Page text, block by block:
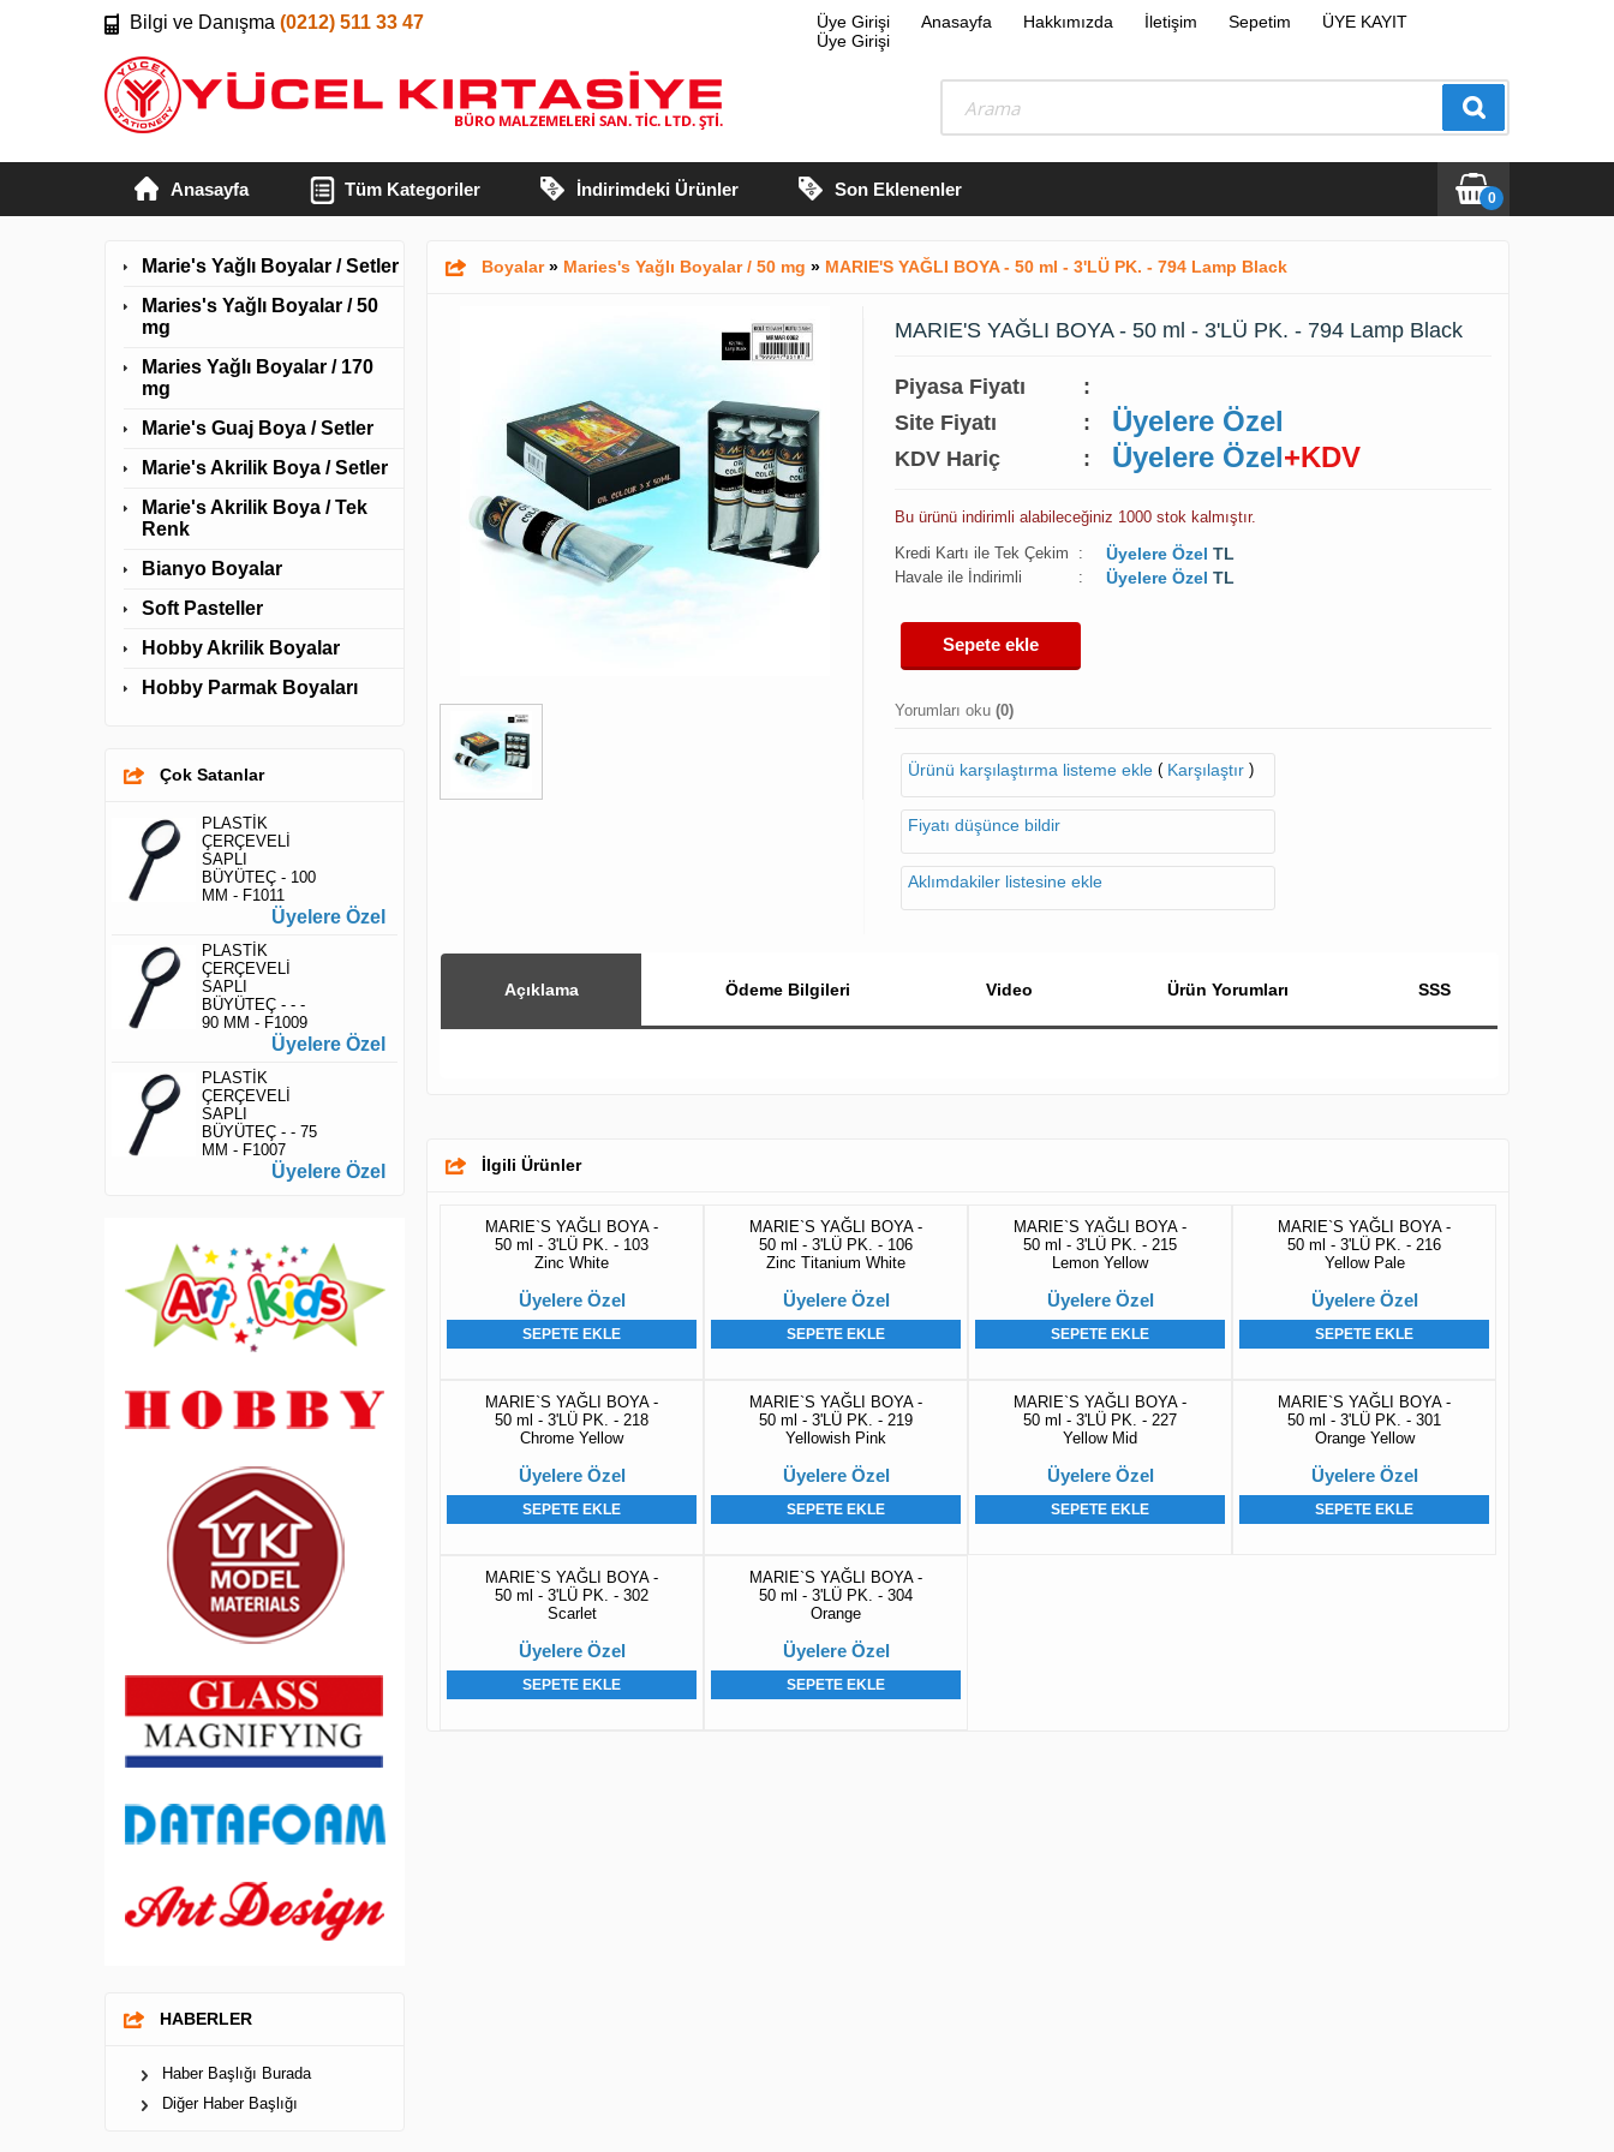
Bilgi ve Danışma (0212) 511 33 47 Üye Girişi Anasayfa Hakkımızda İletişim Sepetim
ÜYE KAYIT
Üye Girişi
Anasayfa Tüm Kategoriler İndirimdeki Ürünler Son Eklenenler 0
Marie's Yağlı Boyalar / Setler
Maries's Yağlı Boyalar / 50
mg
Maries Yağlı Boyalar / 170
mg
Marie's Guaj Boya / Setler
Marie's Akrilik Boya / Setler
Marie's Akrilik Boya / Tek
Renk
Bianyo Boyalar
Soft Pasteller
Hobby Akrilik Boyalar
Hobby Parmak Boyaları
Çok Satanlar
PLASTİK
ÇERÇEVELİ
SAPLI
BÜYÜTEÇ - 100
MM - F1011
Üyelere Özel
PLASTİK
ÇERÇEVELİ
SAPLI
BÜYÜTEÇ - - -
90 MM - F1009
Üyelere Özel
PLASTİK
ÇERÇEVELİ
SAPLI
BÜYÜTEÇ - - 75
MM - F1007
Üyelere Özel
HABERLER
Haber Başlığı Burada
Diğer Haber Başlığı
Boyalar» Maries's Yağlı Boyalar / 50 mg » MARIE'S YAĞLI BOYA - 50 ml - 3'LÜ PK. - 794 Lamp Black
MARIE'S YAĞLI BOYA - 50 ml - 3'LÜ PK. - 794 Lamp Black
Piyasa Fiyatı
:
Site Fiyatı
: Üyelere Özel
KDV Hariç : Üyelere Özel+KDV
Bu ürünü indirimli alabileceğiniz 1000 stok kalmıştır.
Kredi Kartı ile Tek Çekim
: Üyelere Özel TL
Havale ile İndirimli : Üyelere Özel TL
Sepete ekle
Yorumları oku (0)
Ürünü karşılaştırma listeme ekle ( Karşılaştır )
Fiyatı düşünce bildir
Aklımdakiler listesine ekle
Açıklama Ödeme Bilgileri Video Ürün Yorumları SSS
İlgili Ürünler
MARIE`S YAĞLI BOYA -
50 ml - 3'LÜ PK. - 103
Zinc White
Üyelere Özel
SEPETE EKLE
MARIE`S YAĞLI BOYA -
50 ml - 3'LÜ PK. - 106
Zinc Titanium White
Üyelere Özel
SEPETE EKLE
MARIE`S YAĞLI BOYA -
50 ml - 3'LÜ PK. - 215
Lemon Yellow
Üyelere Özel
SEPETE EKLE
MARIE`S YAĞLI BOYA -
50 ml - 3'LÜ PK. - 216
Yellow Pale
Üyelere Özel
SEPETE EKLE
MARIE`S YAĞLI BOYA -
50 ml - 3'LÜ PK. - 218
Chrome Yellow
Üyelere Özel
SEPETE EKLE
MARIE`S YAĞLI BOYA -
50 ml - 3'LÜ PK. - 219
Yellowish Pink
Üyelere Özel
SEPETE EKLE
MARIE`S YAĞLI BOYA -
50 ml - 3'LÜ PK. - 227
Yellow Mid
Üyelere Özel
SEPETE EKLE
MARIE`S YAĞLI BOYA -
50 ml - 3'LÜ PK. - 301
Orange Yellow
Üyelere Özel
SEPETE EKLE
MARIE`S YAĞLI BOYA -
50 ml - 3'LÜ PK. - 302
Scarlet
Üyelere Özel
SEPETE EKLE
MARIE`S YAĞLI BOYA -
50 ml - 3'LÜ PK. - 304
Orange
Üyelere Özel
SEPETE EKLE